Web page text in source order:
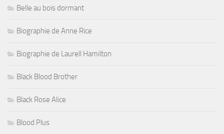
Belle au bois dormant
Biographie de Anne Rice
Biographie de Laurell Hamilton
Black Blood Brother
Black Rose Alice
Blood Plus